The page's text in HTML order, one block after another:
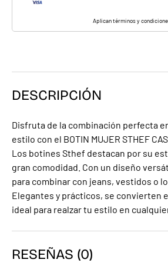
Aplican términos y
DESCRIPCIÓN
Disfruta de la combinación perfecta
estilo con el BOTIN MUJER STHEF
Los botines Sthef destacan por su
gran comodidad. Con un diseño
para combinar con jeans, vestidos o
Elegantes y prácticos, se convierten
ideal para realzar tu estilo en
RESEÑAS (0)